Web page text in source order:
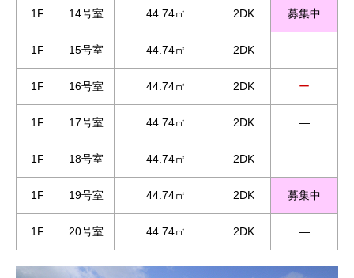
1F 14号室 44.74㎡ 2DK 募集中
1F 15号室 44.74㎡ 2DK ―
1F 16号室 44.74㎡ 2DK ー
1F 17号室 44.74㎡ 2DK ―
1F 18号室 44.74㎡ 2DK ―
1F 19号室 44.74㎡ 2DK 募集中
1F 20号室 44.74㎡ 2DK ―